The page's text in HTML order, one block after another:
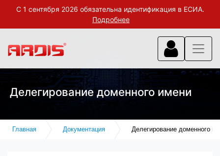
С 1 сентября 2026 обязательна идентификация в ЕСИА.
Подробнее
Делегирование доменного имени
Главная Документация Делегирование доменного